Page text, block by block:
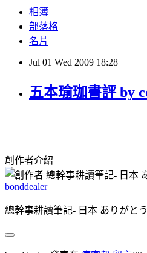
相簿
部落格
名片
Jul 01 Wed 2009 18:28
五本瑜珈書評 by
創作者介紹
bonddealer
總幹事耕讀筆記- 日本 ありがと